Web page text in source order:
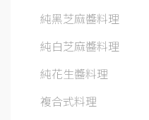
純黑芝麻醬料理
純白芝麻醬料理
純花生醬料理
複合式料理